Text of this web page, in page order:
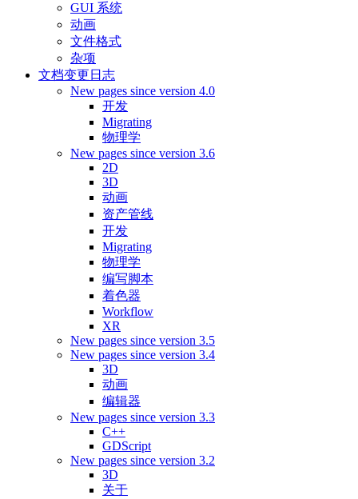
GUI 系统
动画
文件格式
杂项
文档变更日志
New pages since version 4.0
开发
Migrating
物理学
New pages since version 3.6
2D
3D
动画
资产管线
开发
Migrating
物理学
编写脚本
着色器
Workflow
XR
New pages since version 3.5
New pages since version 3.4
3D
动画
编辑器
New pages since version 3.3
C++
GDScript
New pages since version 3.2
3D
关于